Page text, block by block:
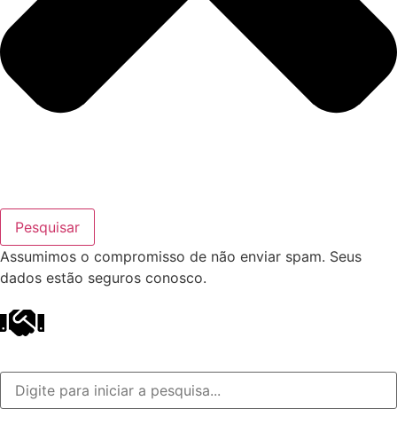
Pesquisar
Assumimos o compromisso de não enviar spam. Seus
dados estão seguros conosco.